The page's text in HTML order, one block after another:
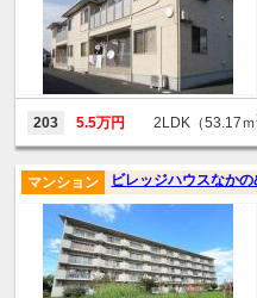
203 5.5万円 2LDK（53.17ｍ
ビレッジハウスなか
マンション